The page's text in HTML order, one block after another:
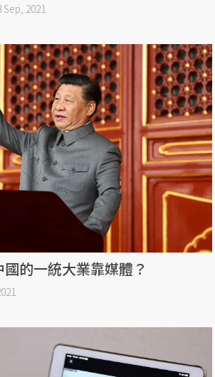
Sep, 2021
的一統大業靠媒體？